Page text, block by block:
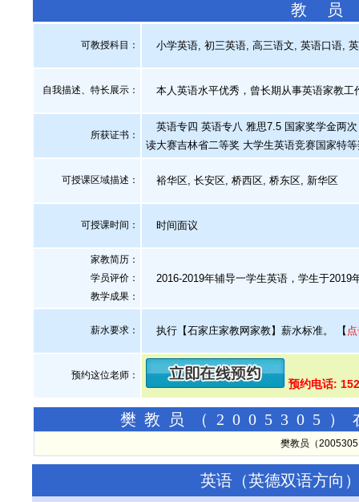
教 员
可教授科目： 小学英语, 初三英语, 高三语文, 英语口语,
自我描述、特长展示 ： 本人英语水平优秀，曾长期从事英语家教工
所获证书 ：
英语专四 英语专八 雅思7.5 国家奖学金两
读大赛吉林省二等奖 大学生英语竞赛国家特
可授课区域描述： 裕华区, 长安区, 桥西区, 桥东区, 新华区
可授课时间： 时间面议
家教简历：
学员评价：
教学成果：
2016-2019年辅导一学生英语，学生于2019
薪水要求： 执行【石家庄家教网家教】薪水标准。 【
预约这位老师：
预约电话:
樊教员（2005305）
樊教员（
英语（英德双语方向